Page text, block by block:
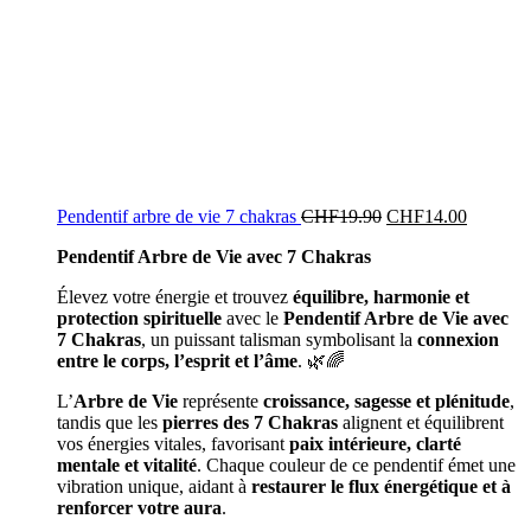
Pendentif arbre de vie 7 chakras CHF19.90 CHF14.00
Pendentif Arbre de Vie avec 7 Chakras
Élevez votre énergie et trouvez équilibre, harmonie et
protection spirituelle avec le Pendentif Arbre de Vie avec
7 Chakras, un puissant talisman symbolisant la connexion
entre le corps, l’esprit et l’âme. 🌿🌈
L’Arbre de Vie représente croissance, sagesse et plénitude,
tandis que les pierres des 7 Chakras alignent et équilibrent
vos énergies vitales, favorisant paix intérieure, clarté
mentale et vitalité. Chaque couleur de ce pendentif émet une
vibration unique, aidant à restaurer le flux énergétique et à
renforcer votre aura.